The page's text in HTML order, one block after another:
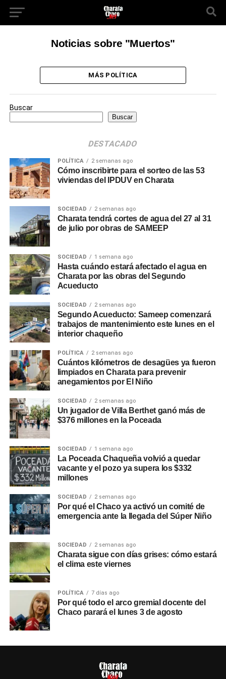
Noticias sobre "Muertos"
MÁS POLÍTICA
Buscar
Buscar
DESTACADO
POLÍTICA 2 semanas ago
Cómo inscribirte para el sorteo de las 53
viviendas del IPDUV en Charata
SOCIEDAD 2 semanas ago
Charata tendrá cortes de agua del 27 al 31
de julio por obras de SAMEEP
SOCIEDAD 1 semana ago
Hasta cuándo estará afectado el agua en
Charata por las obras del Segundo
Acueducto
SOCIEDAD 2 semanas ago
Segundo Acueducto: Sameep comenzará
trabajos de mantenimiento este lunes en el
interior chaqueño
POLÍTICA 2 semanas ago
Cuántos kilómetros de desagües ya fueron
limpiados en Charata para prevenir
anegamientos por El Niño
SOCIEDAD 2 semanas ago
Un jugador de Villa Berthet ganó más de
$376 millones en la Poceada
SOCIEDAD 1 semana ago
La Poceada Chaqueña volvió a quedar
vacante y el pozo ya supera los $332
millones
SOCIEDAD 2 semanas ago
Por qué el Chaco ya activó un comité de
emergencia ante la llegada del Súper Niño
SOCIEDAD 2 semanas ago
Charata sigue con días grises: cómo estará
el clima este viernes
POLÍTICA 7 días ago
Por qué todo el arco gremial docente del
Chaco parará el lunes 3 de agosto